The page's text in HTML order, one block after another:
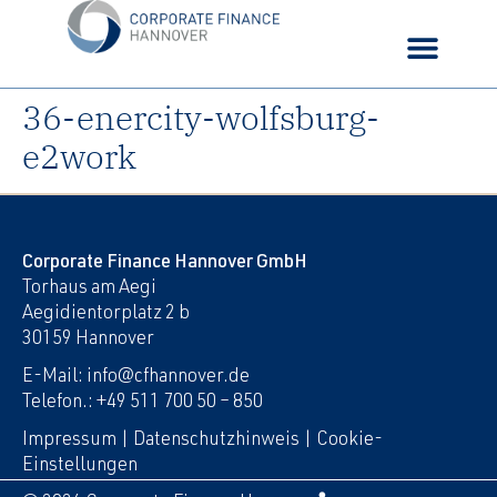
36-enercity-wolfsburg-
e2work
Corporate Finance Hannover GmbH
Torhaus am Aegi
Aegidientorplatz 2 b
30159 Hannover
E-Mail: info@cfhannover.de
Telefon.: +49 511 700 50 – 850
Impressum
Datenschutzhinweis
Cookie-
Einstellungen